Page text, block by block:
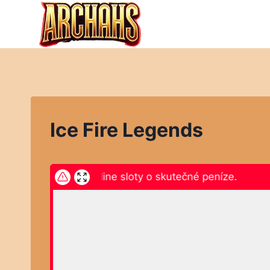
Přeskočit
Ice Fire Legends
zde a hrajte online sloty o skutečné peníze.